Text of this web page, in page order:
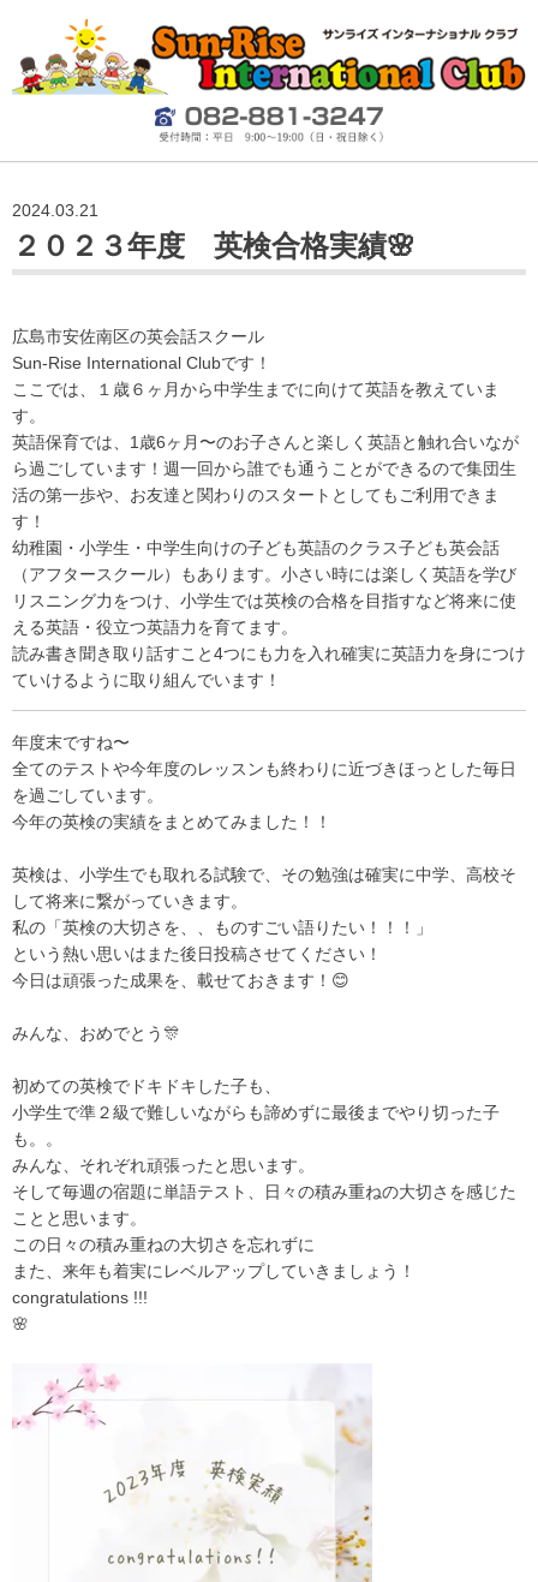
2024.03.21
２０２３年度 英検合格実績🌸
広島市安佐南区の英会話スクール
Sun-Rise International Clubです！
ここでは、１歳６ヶ月から中学生までに向けて英語を教えていま
す。
英語保育では、 1 歳6ヶ月〜のお子さんと楽しく英語と触れ合いなが
ら過ごしています！週一回から誰でも通うことができるので集団生
活の第一歩や、お友達と関わりのスタートとしてもご利用できま
す！
幼稚園・小学生・中学生向けの子ども英語のクラス子ども英会話
（アフタースクール）もあります。小さい時には楽しく英語を学び
リスニング力をつけ、小学生では英検の合格を目指すなど将来に使
える英語・役立つ英語力を育てます。
読み書き聞き取り話すこと4つにも力を入れ確実に英語力を身につけ
ていけるように取り組んでいます！
年度末ですね〜
全てのテストや今年度のレッスンも終わりに近づきほっとした毎日
を過ごしています。
今年の英検の実績をまとめてみました！！
英検は、小学生でも取れる試験で、その勉強は確実に中学、高校そ
して将来に繋がっていきます。
私の「英検の大切さを、、ものすごい語りたい！！！」
という熱い思いはまた後日投稿させてください！
今日は頑張った成果を、載せておきます！😊
みんな、おめでとう🎊
初めての英検でドキドキした子も、
小学生で準２級で難しいながらも諦めずに最後までやり切った子
も。。
みんな、それぞれ頑張ったと思います。
そして毎週の宿題に単語テスト、日々の積み重ねの大切さを感じた
ことと思います。
この日々の積み重ねの大切さを忘れずに
また、来年も着実にレベルアップしていきましょう！
congratulations !!!
🌸